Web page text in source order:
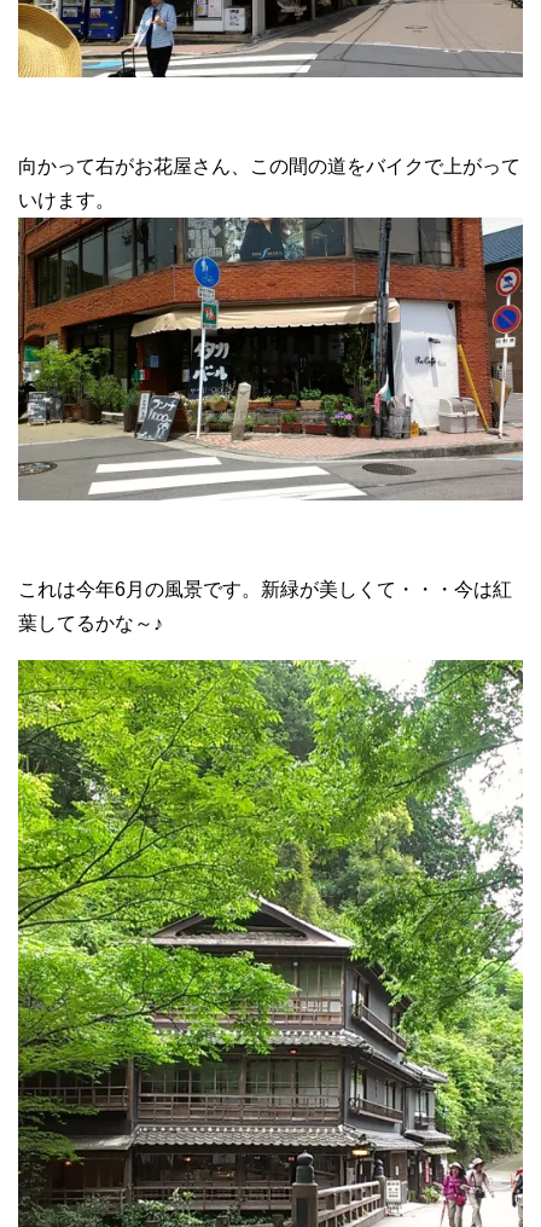
向かって右がお花屋さん、この間の道をバイクで上がって
いけます。
これは今年6月の風景です。新緑が美しくて・・・今は紅
葉してるかな～♪